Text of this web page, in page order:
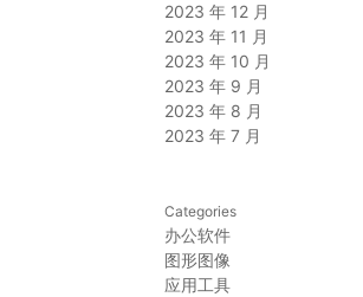
2023 年 12 月
2023 年 11 月
2023 年 10 月
2023 年 9 月
2023 年 8 月
2023 年 7 月
Categories
办公软件
图形图像
应用工具